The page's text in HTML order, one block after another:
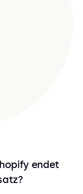
endet